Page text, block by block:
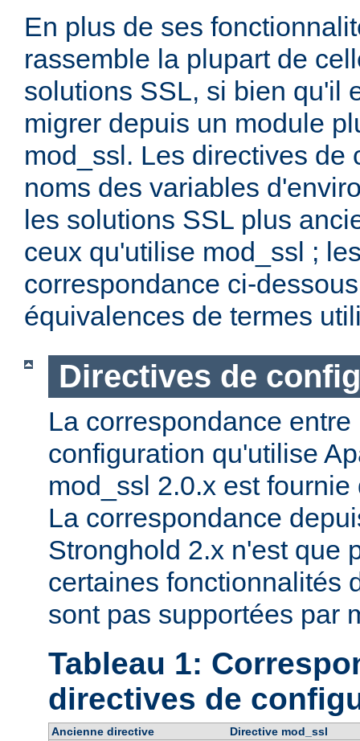
En plus de ses
rassemble la plupart de
solutions SSL, si bien qu'il
migrer depuis un module
mod_ssl. Les directives de
noms des variables
les solutions SSL plus
ceux qu'utilise mod_ssl ;
correspondance ci-
équivalences de termes
Directives de
La correspondance
configuration qu'utilise
mod_ssl 2.0.x est
La correspondance
Stronghold 2.x n'est que
certaines fonctionnalités
sont pas supportées par
Tableau 1:
directives de
Ancienne directive
Directive mod_ssl